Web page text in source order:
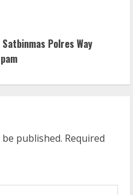
Polres Way
published. Required